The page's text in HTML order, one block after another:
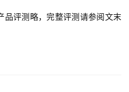
品评测略，完整评测请参阅文末